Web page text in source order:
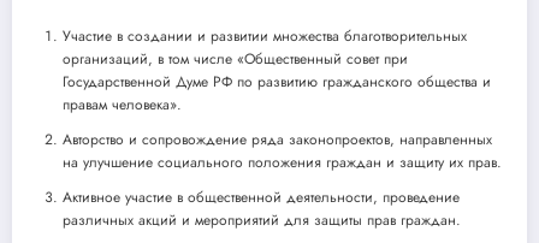
Участие в создании и развитии множества благотворительных
организаций, в том числе «Общественный совет при
Государственной Думе РФ по развитию гражданского общества и
правам человека».
Авторство и сопровождение ряда законопроектов, направленных
на улучшение социального положения граждан и защиту их прав.
Активное участие в общественной деятельности, проведение
различных акций и мероприятий для защиты прав граждан.